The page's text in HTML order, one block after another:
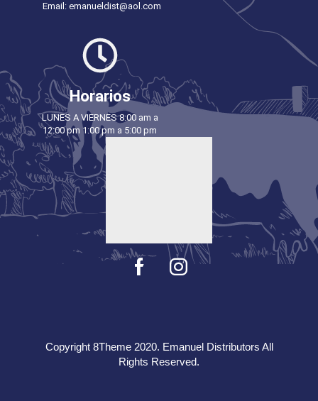
Email: emanueldist@aol.com
Horarios
LUNES A VIERNES 8:00 am a
12:00 pm 1:00 pm a 5:00 pm
Copyright 8Theme 2020. Emanuel Distributors All
Rights Reserved.